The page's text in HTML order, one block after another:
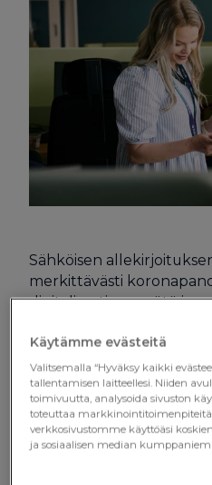
Sähköisen
merkittävästi
digitalisaation myötä ja
onhan sähköinen
eikä rajoita asioiden
paikkaan. Myös julkinen
kasvavaa kiinnostusta
kohtaan, ja toiminto
julkisen sektorin toimijan
Käytämme evästeitä
Valitsemalla “Hyväksy kaikki
tallentamisen laitteellesi. Niiden
toimivuutta, analysoida sivuston
toteuttaa
verkkosivustomme käyttöäsi
ja sosiaalisen median